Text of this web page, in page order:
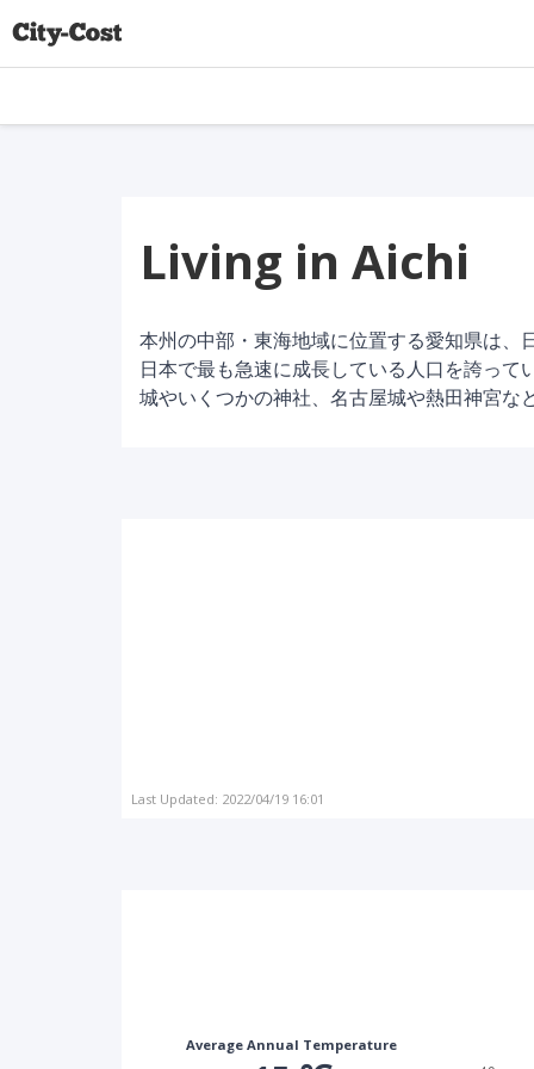
Living in Aichi
本州の中部・東海地域に位置する愛知県は
日本で最も急速に成長している人口を誇っ
城やいくつかの神社、名古屋城や熱田神宮
Last Updated: 2022/04/19 16:01
Average Annual Temperature